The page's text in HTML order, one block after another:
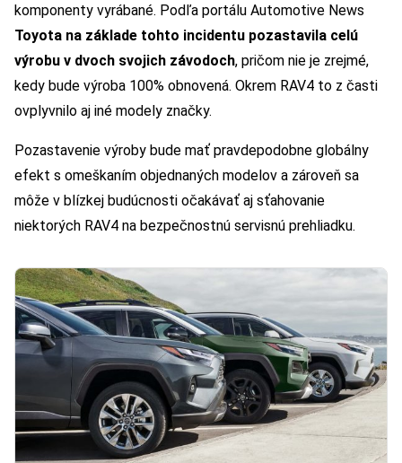
komponenty vyrábané. Podľa portálu Automotive News
Toyota na základe tohto incidentu pozastavila celú
výrobu v dvoch svojich závodoch, pričom nie je zrejmé,
kedy bude výroba 100% obnovená. Okrem RAV4 to z časti
ovplyvnilo aj iné modely značky.
Pozastavenie výroby bude mať pravdepodobne globálny
efekt s omeškaním objednaných modelov a zároveň sa
môže v blízkej budúcnosti očakávať aj sťahovanie
niektorých RAV4 na bezpečnostnú servisnú prehliadku.